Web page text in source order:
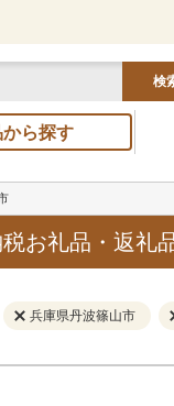
検
ら探す
お礼品・返礼
兵庫県丹波篠山市